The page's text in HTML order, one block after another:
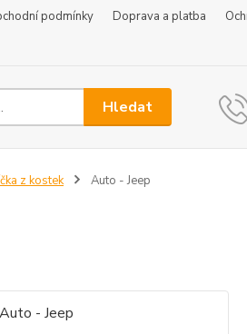
podmínky Doprava a platba
Hledat
z kostek Auto - Jeep